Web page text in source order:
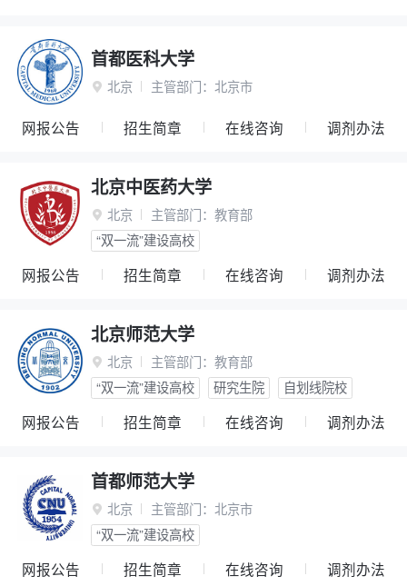
首都医科大学
 北京 主管部门： 北京市
网报公告 招生简章 在线咨询 调剂办法
北京中医药大学
 北京 主管部门： 教育部
“双一流”建设高校
网报公告 招生简章 在线咨询 调剂办法
北京师范大学
 北京 主管部门： 教育部
“双一流”建设高校
研究生院 自划线院校
网报公告 招生简章 在线咨询 调剂办法
首都师范大学
 北京 主管部门： 北京市
“双一流”建设高校
网报公告 招生简章 在线咨询 调剂办法